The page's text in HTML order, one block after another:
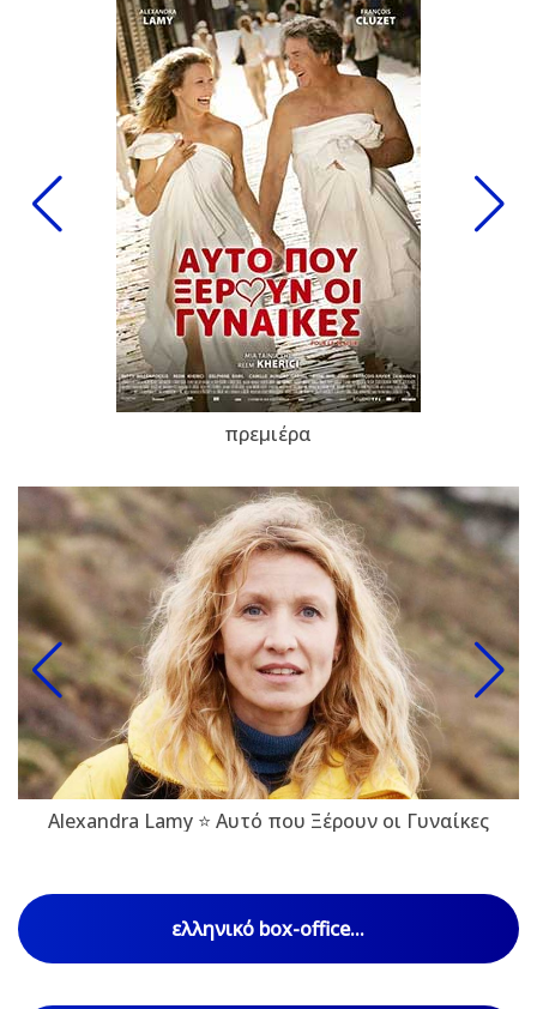
πρεμιέρα
Alexandra Lamy ⭐ Αυτό που Ξέρουν οι Γυναίκες
ελληνικό box-office...